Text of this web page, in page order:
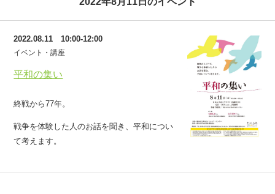
平和の集い
2022.08.11 10:00-12:00
イベント・講座
終戦から77年。
戦争を体験した人のお話を聞き、平和につい
て考えます。